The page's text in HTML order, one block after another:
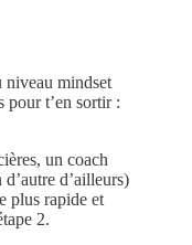
niveau mindset
pour t’en sortir :
un coach
d’ailleurs)
plus rapide et
2.